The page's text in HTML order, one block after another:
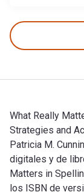
What Really
Strategies and
Patricia M.
digitales y de
Matters in
los ISBN de